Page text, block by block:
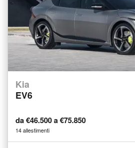
Kia
EV6
da €46.500 a €75.850
14 allestimenti